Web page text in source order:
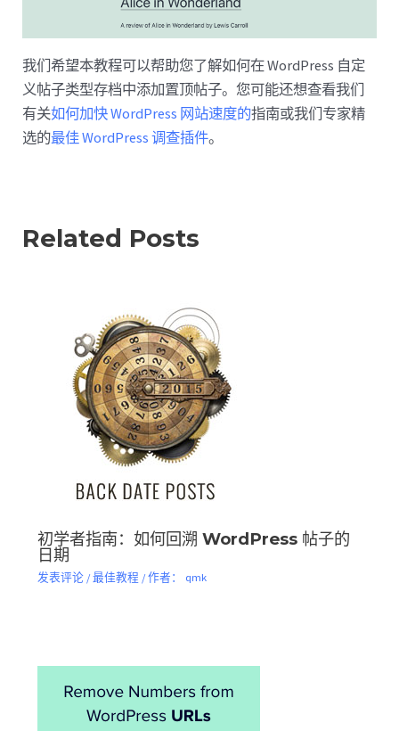
我们希望本教程可以帮助您了解如何在 WordPress 自定
义帖子类型存档中添加置顶帖子。您可能还想查看我们
有关如何加快 WordPress 网站速度的指南或我们专家精
选的最佳 WordPress 调查插件。
Related Posts
初学者指南：如何回溯 WordPress 帖子的
日期
发表评论 /最佳教程 / 作者： qmk